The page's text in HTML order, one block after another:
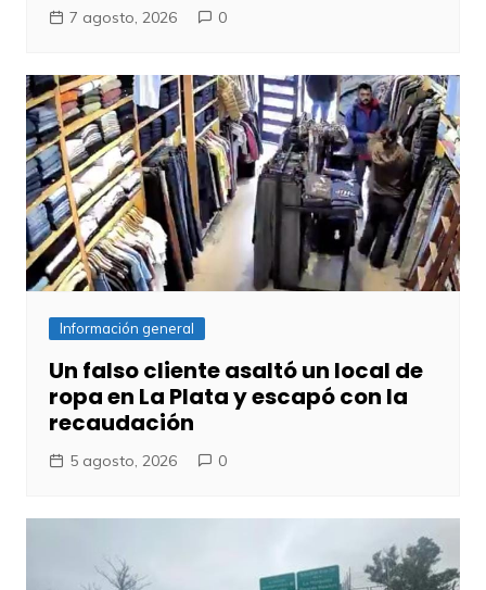
7 agosto, 2026 0
Información general
Un falso cliente asaltó un local de
ropa en La Plata y escapó con la
recaudación
5 agosto, 2026 0